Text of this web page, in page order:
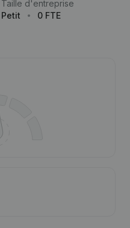
Taille d'entreprise
Petit
0 FTE